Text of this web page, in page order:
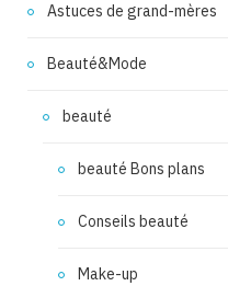
Astuces de grand-mères
Beauté&Mode
beauté
beauté Bons plans
Conseils beauté
Make-up